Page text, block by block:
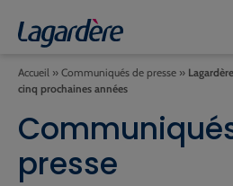
Accueil » Communiqués de presse »
cinq prochaines années
presse